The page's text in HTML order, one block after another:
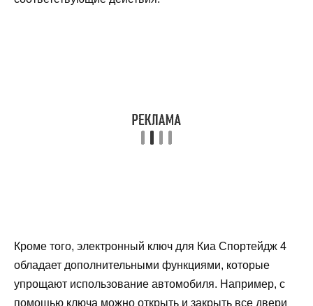
Кроме того, электронный ключ для Киа Спортейдж 4
обладает дополнительными функциями, которые
упрощают использование автомобиля. Например, с
помощью ключа можно открыть и закрыть все двери